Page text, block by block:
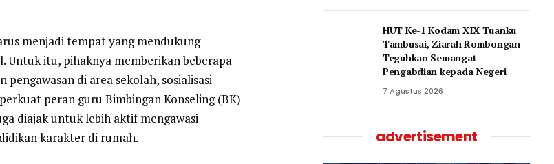
menjadi tempat yang mendukung
Untuk itu, pihaknya memberikan beberapa
di area sekolah, sosialisasi
peran guru Bimbingan Konseling (BK)
diajak untuk lebih aktif mengawasi
karakter di rumah.
HUT Ke-1 Kodam XIX Tuanku
Tambusai, Ziarah Rombongan
Teguhkan Semangat
Pengabdian kepada Negeri
7 Agustus 2026
advertisement